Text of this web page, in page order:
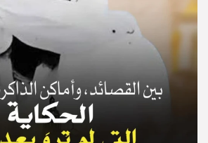
© Copyright 2025, APS